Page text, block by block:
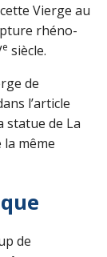
Vierge au
rhéno-
e siècle.
de
l’article
statue de La
la même
de